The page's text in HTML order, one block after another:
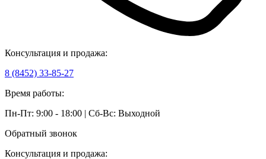
Консультация и продажа:
8 (8452) 33-85-27
Время работы:
Пн-Пт: 9:00 - 18:00 | Сб-Вс: Выходной
Обратный звонок
Консультация и продажа: